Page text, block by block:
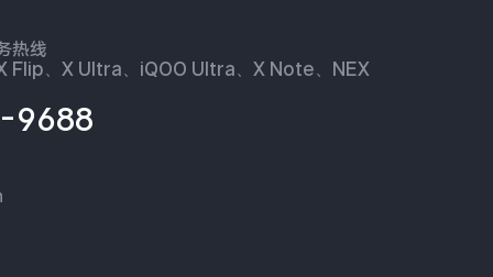
热线
Flip、X Ultra、iQOO Ultra、X Note、NEX
9688